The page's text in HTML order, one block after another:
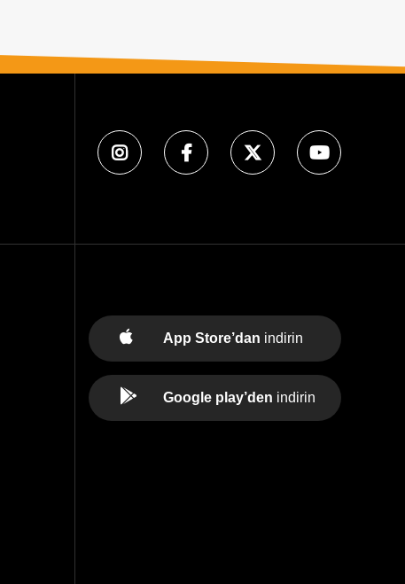
App Store’dan indirin
Google play’den indirin